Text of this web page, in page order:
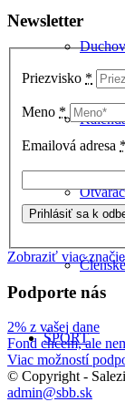
Členské
ŠPORT
Newsletter
Priezvisko *
Meno *
Emailová adresa *
Zobraziť viac
Podporte nás
2% z vašej dane
Fond chcem, ale
Viac možností
© Copyright -
admin@sbb.sk